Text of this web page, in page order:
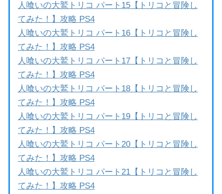
人喰いの大鷲トリコ パート15【トリコと冒険し
てみた！】攻略 PS4
人喰いの大鷲トリコ パート16【トリコと冒険し
てみた！】攻略 PS4
人喰いの大鷲トリコ パート17【トリコと冒険し
てみた！】攻略 PS4
人喰いの大鷲トリコ パート18【トリコと冒険し
てみた！】攻略 PS4
人喰いの大鷲トリコ パート19【トリコと冒険し
てみた！】攻略 PS4
人喰いの大鷲トリコ パート20【トリコと冒険し
てみた！】攻略 PS4
人喰いの大鷲トリコ パート21【トリコと冒険し
てみた！】攻略 PS4